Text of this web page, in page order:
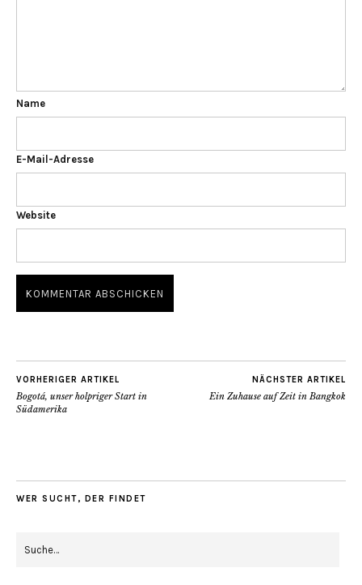
Name
E-Mail-Adresse
Website
VORHERIGER ARTIKEL
Bogotá, unser holpriger Start in
Südamerika
NÄCHSTER ARTIKEL
Ein Zuhause auf Zeit in Bangkok
WER SUCHT, DER FINDET